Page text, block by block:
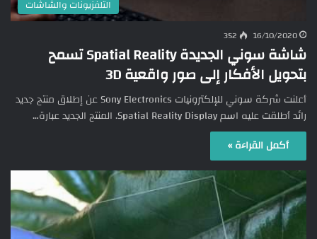
التلفزيونات والشاشات
16/10/2020
352
شاشة سوني الجديدة Spatial Reality تسمح
بتحويل الأفكار إلى صور واقعية 3D
أعلنت شركة سوني للإلكترونيات Sony Electronics عن إطلاق منتج جديد
رائد أطلقت عليه اسم Spatial Reality Display. المنتج الجديد عبارة…
أكمل القراءة »